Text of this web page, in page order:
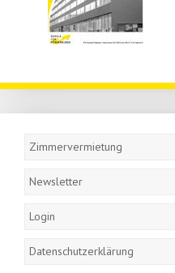
überspringen
Zimmervermietung
Newsletter
Login
Datenschutzerklärung